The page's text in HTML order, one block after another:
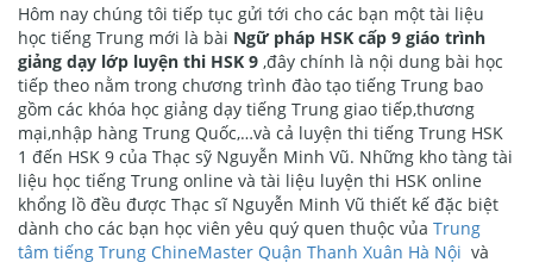
Hôm nay chúng tôi tiếp tục gửi tới cho các bạn một tài liệu
học tiếng Trung mới là bài Ngữ pháp HSK cấp 9 giáo trình
giảng dạy lớp luyện thi HSK 9 ,đây chính là nội dung bài học
tiếp theo nằm trong chương trình đào tạo tiếng Trung bao
gồm các khóa học giảng dạy tiếng Trung giao tiếp,thương
mại,nhập hàng Trung Quốc,…và cả luyện thi tiếng Trung HSK
1 đến HSK 9 của Thạc sỹ Nguyễn Minh Vũ. Những kho tàng tài
liệu học tiếng Trung online và tài liệu luyện thi HSK online
khổng lồ đều được Thạc sĩ Nguyễn Minh Vũ thiết kế đặc biệt
dành cho các bạn học viên yêu quý quen thuộc vủa Trung
tâm tiếng Trung ChineMaster Quận Thanh Xuân Hà Nội và